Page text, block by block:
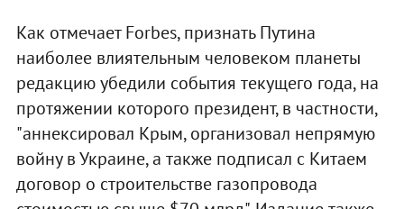
Как отмечает Forbes, признать Путина
наиболее влиятельным человеком планеты
редакцию убедили события текущего года, на
протяжении которого президент, в частности,
"аннексировал Крым, организовал непрямую
войну в Украине, а также подписал с Китаем
договор о строительстве газопровода